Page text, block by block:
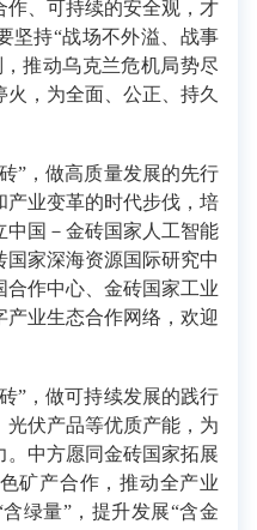
作、可持续的安全观，才
坚持“战场不外溢、战事
推动乌克兰危机局势尽
，为全面、公正、持久
做高质量发展的先行
产业变革的时代步伐，培
中国－金砖国家人工智能
家深海资源国际研究中
作中心、金砖国家工业
业生态合作网络，欢迎
做可持续发展的践行
伏产品等优质产能，为
中方愿同金砖国家拓展
矿产合作，推动全产业
绿量”，提升发展“含金